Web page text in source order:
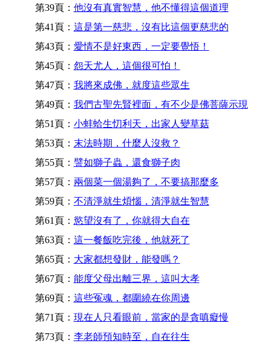
第39頁： 他沒有真實智慧，他不懂得這個道理
第41頁： 這是第一慈悲，沒有比這個更慈悲的
第43頁： 愛情不是好東西，一定要覺悟！
第45頁： 怨天尤人，這個很可怕！
第47頁： 我將來成佛，就度這些眾生
第49頁： 我們古聖先賢裡面，有不少是佛菩薩示現
第51頁： 小蚌蛤生忉利天，出家人變草菇
第53頁： 末法時期，什麼人沒救？
第55頁： 譬如獅子蟲，還食獅子肉
第57頁： 兩個菜一個湯夠了，不要搞那麼多
第59頁： 不清淨就生煩惱，清淨就生智慧
第61頁： 慾望沒有了，你就得大自在
第63頁： 這一餐飯吃完後，他就死了
第65頁： 大家都想發財，能發嗎？
第67頁： 能度父母出離三界，這叫大孝
第69頁： 這些冤魂，都圍繞在你周邊
第71頁： 現在人只看眼前，當家的是貪嗔癡慢
第73頁： 李老師預知時至，自在往生